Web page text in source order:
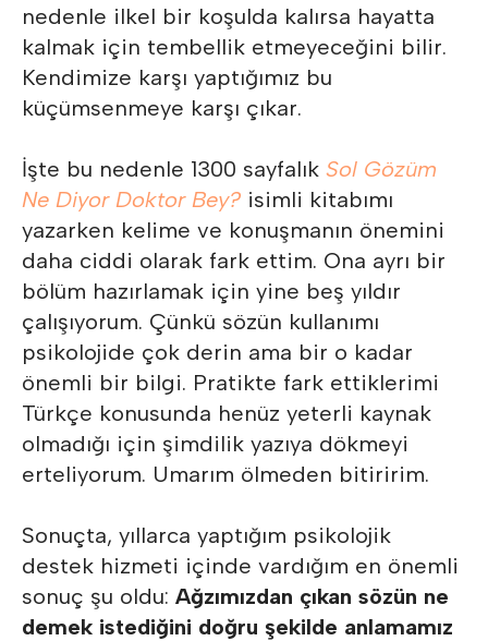
nedenle ilkel bir koşulda kalırsa hayatta
kalmak için tembellik etmeyeceğini bilir.
Kendimize karşı yaptığımız bu
küçümsenmeye karşı çıkar.
İşte bu nedenle 1300 sayfalık Sol Gözüm
Ne Diyor Doktor Bey? isimli kitabımı
yazarken kelime ve konuşmanın önemini
daha ciddi olarak fark ettim. Ona ayrı bir
bölüm hazırlamak için yine beş yıldır
çalışıyorum. Çünkü sözün kullanımı
psikolojide çok derin ama bir o kadar
önemli bir bilgi. Pratikte fark ettiklerimi
Türkçe konusunda henüz yeterli kaynak
olmadığı için şimdilik yazıya dökmeyi
erteliyorum. Umarım ölmeden bitiririm.
Sonuçta, yıllarca yaptığım psikolojik
destek hizmeti içinde vardığım en önemli
sonuç şu oldu: Ağzımızdan çıkan sözün ne
demek istediğini doğru şekilde anlamamız